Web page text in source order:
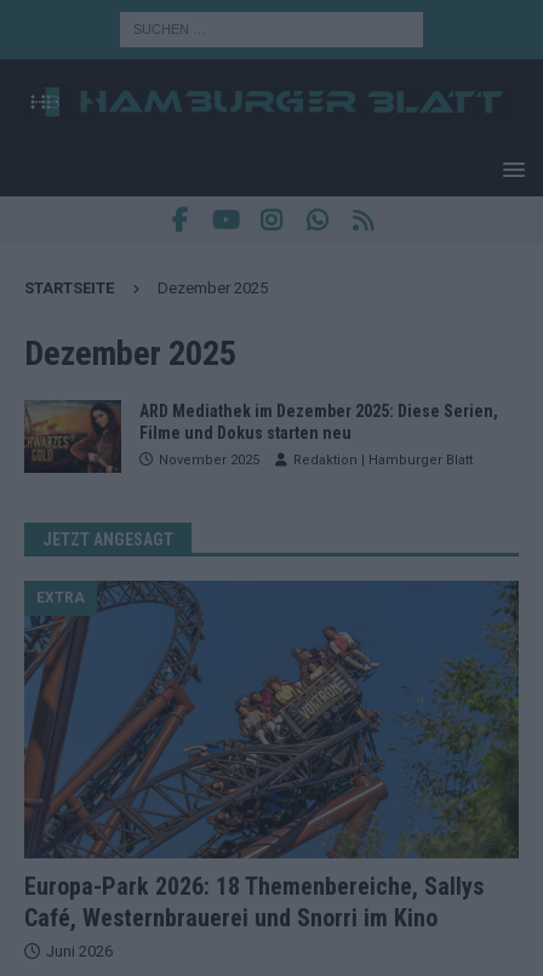
STARTSEITE Dezember 2025
Dezember 2025
ARD Mediathek im Dezember 2025: Diese Serien,
Filme und Dokus starten neu
November 2025 Redaktion | Hamburger Blatt
JETZT ANGESAGT
Europa-Park 2026: 18 Themenbereiche, Sallys
Café, Westernbrauerei und Snorri im Kino
EXTRA
Juni 2026